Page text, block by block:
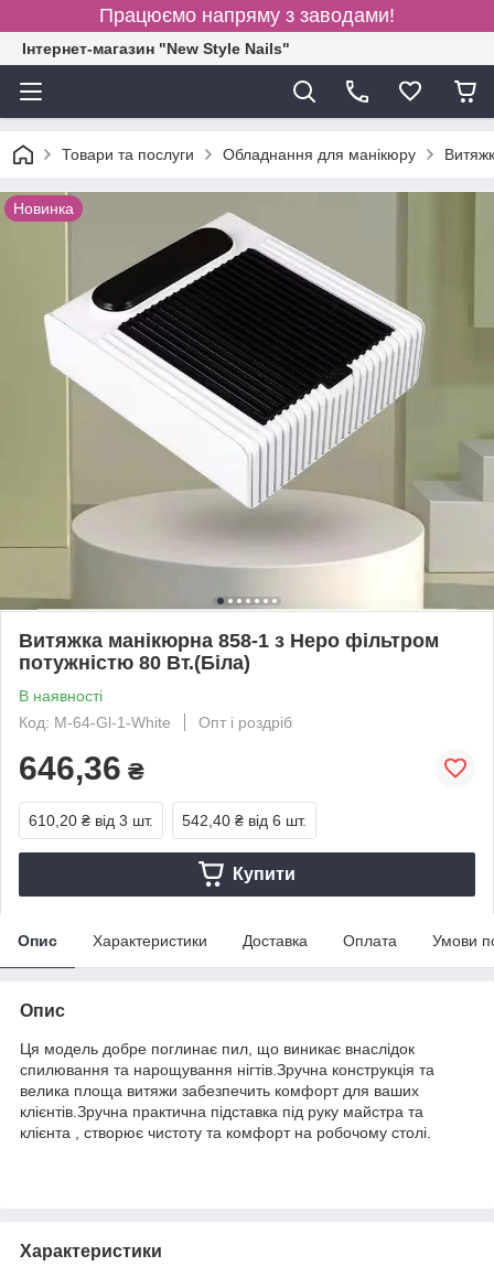
Працюємо напряму з заводами!
Інтернет-магазин "New Style Nails"
Товари та послуги Обладнання для манікюру
Новинка
Витяжка манікюрна 858-1 з Неро фільтром
потужністю 80 Вт.(Біла)
В наявності
Код: M-64-Gl-1-White
Опт і роздріб
646,36 ₴
610,20 ₴ від 3 шт. 542,40 ₴ від 6 шт.
Купити
Опис Характеристики Доставка Оплата Умови
Опис
Ця модель добре поглинає пил, що виникає внаслідок
спилювання та нарощування нігтів.Зручна конструкція та
велика площа витяжи забезпечить комфорт для ваших
клієнтів.Зручна практична підставка під руку майстра та
клієнта , створює чистоту та комфорт на робочому столі.
Характеристики